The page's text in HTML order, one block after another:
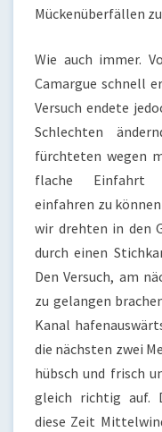
Mückenüberfällen
Wie auch immer.
Camargue schnell
Versuch endete
Schlechten
fürchteten wegen
flache Einfahrt
einfahren zu
wir drehten in den
durch einen
Den Versuch, am
zu gelangen
Kanal
die nächsten zwei
hübsch und frisch
gleich richtig auf.
diese Zeit